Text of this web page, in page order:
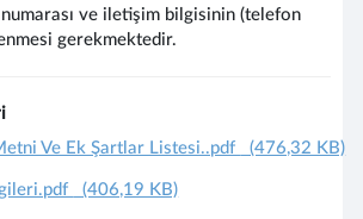
numarası ve iletişim bilgisinin (telefon
gerekmektedir.
Ve Ek Şartlar Listesi..pdf
(476,32 KB)
(406,19 KB)